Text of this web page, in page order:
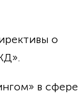
о
в сфере